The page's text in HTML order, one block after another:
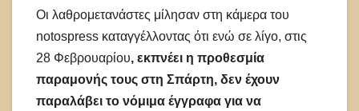
Οι λαθρομετανάστες μίλησαν στη κάμερα του
notospress καταγγέλλοντας ότι ενώ σε λίγο, στις
28 Φεβρουαρίου, εκπνέει η προθεσμία
παραμονής τους στη Σπάρτη, δεν έχουν
παραλάβει το νόμιμα έγγραφα για να